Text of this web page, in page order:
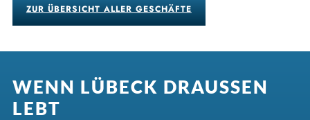
ZUR ÜBERSICHT ALLER GESCHÄFTE
WENN LÜBECK DRAUSSEN L
EBT